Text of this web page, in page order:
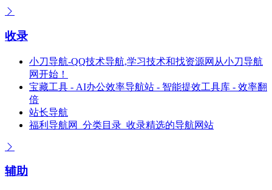
收录
小刀导航-QQ技术导航,学习技术和找资源网从小刀导航
网开始！
宝藏工具 - AI办公效率导航站 - 智能提效工具库 - 效率翻
倍
站长导航
福利导航网_分类目录_收录精选的导航网站
辅助